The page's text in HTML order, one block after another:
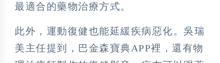
最適合的藥物治療方式。
此外，運動復健也能延緩疾病惡化。吳瑞
美主任提到，巴金森寶典APP裡，還有物